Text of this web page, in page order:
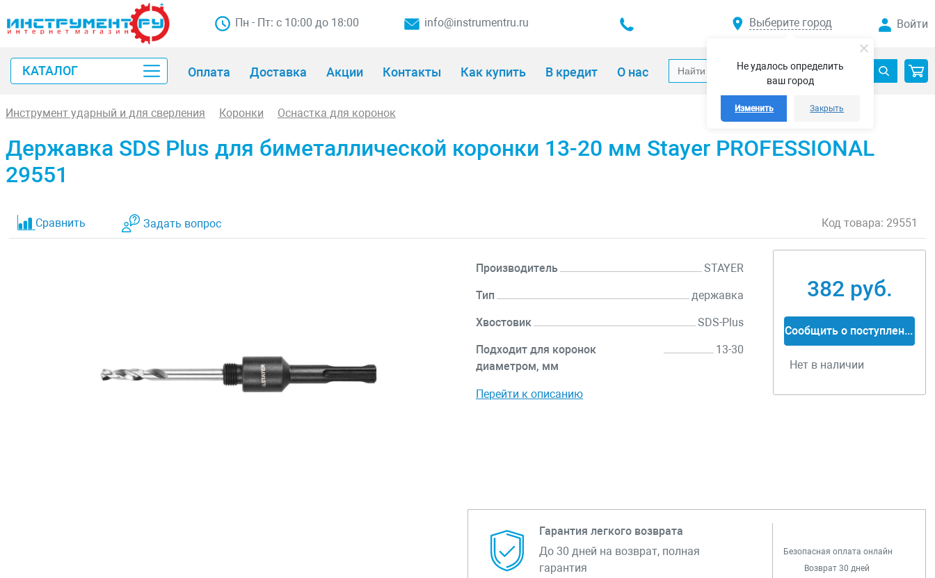
Не удалось определить
ваш город
Изменить Закрыть
Пн - Пт: с 10:00 до 18:00 info@instrumentru.ru Выберите город Войти
КАТАЛОГ Оплата Доставка Акции Контакты Как купить В кредит О нас
Инструмент ударный и для сверления Коронки Оснастка для коронок
Державка SDS Plus для биметаллической коронки 13-20 мм Stayer PROFESSIONAL
29551
Сравнить Задать вопрос Код товара: 29551
Производитель STAYER
Тип державка
Хвостовик SDS-Plus
Подходит для коронок
диаметром, мм
13-30
Перейти к описанию
382 руб.
Сообщить о поступлении
Нет в наличии
Гарантия легкого возврата
До 30 дней на возврат, полная
гарантия
Безопасная оплата онлайн
Возврат 30 дней